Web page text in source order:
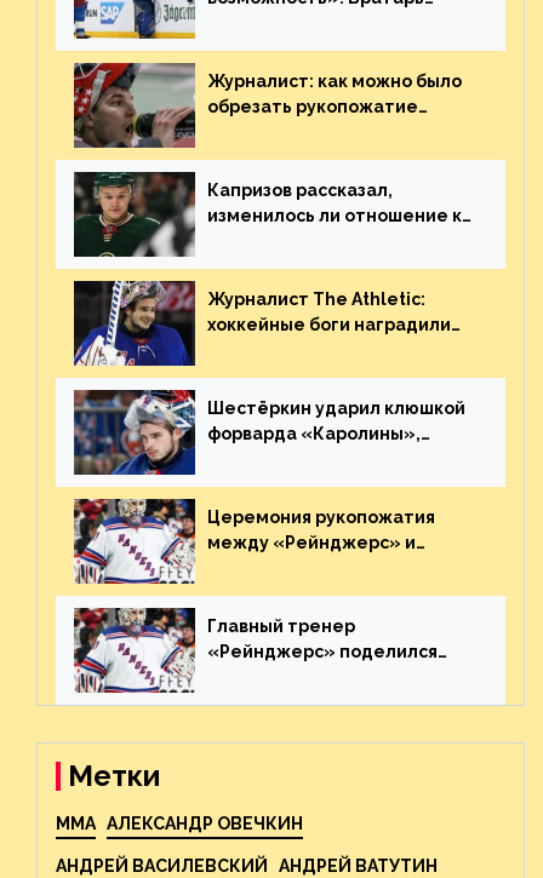
броске бутылкой в Кадри
Журналист: как можно было
обрезать рукопожатие
Плохая работа, ESPN
Капризов рассказал,
изменилось ли отношение к
Украине
Журналист The Athletic:
хоккейные боги наградили
великолепную игру
Шестёркин ударил клюшкой
форварда «Каролины»,
пятаке. Видео
Церемония рукопожатия
между «Рейнджерс» и
матча плей-офф. Видео
Главный тренер
«Рейнджерс» поделился
предстоящего финала
Метки
MMA АЛЕКСАНДР ОВЕЧКИН
АНДРЕЙ ВАСИЛЕВСКИЙ АНДРЕЙ ВАТУТИН